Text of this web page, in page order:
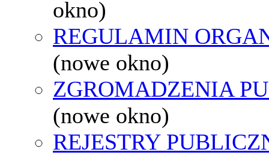
okno)
REGULAMIN
(nowe okno)
ZGROMADZENIA
(nowe okno)
REJESTRY